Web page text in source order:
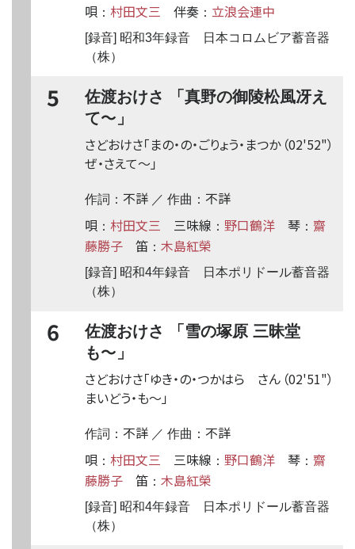
唄 ： 村田文三 伴奏 ： 立浪会連中
[録音] 昭和3年録音 日本コロムビア蓄音器
（株）
5
佐渡おけさ 「真野の御陵松風冴え
て〜 」
（02'52"）
さどおけさ「まの・の・ごりょう・まつか
ぜ・さえて〜 」
作詞： 不詳 ／ 作曲： 不詳
唄 ： 村田文三 三味線 ： 野口鶴洋 琴 ： 齋
藤勝子
笛 ： 木島紅榮
[録音] 昭和4年録音 日本ポリドール蓄音器
（株）
6
佐渡おけさ 「雪の塚原 三昧堂
も〜 」
（02'51"）
さどおけさ「ゆき・の・つかはら さん
まいどう・も〜 」
作詞： 不詳 ／ 作曲： 不詳
唄 ： 村田文三 三味線 ： 野口鶴洋 琴 ： 齋
藤勝子
笛 ： 木島紅榮
[録音] 昭和4年録音 日本ポリドール蓄音器
（株）